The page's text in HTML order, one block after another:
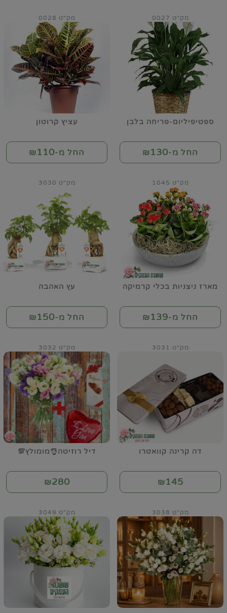
ספטיפיליום-פריחה בלבן
מק"ט 0027
החל מ-₪130
עציץ קרוטון
מק"ט 0028
החל מ-₪110
מארז ניצניות בכלי קרמיקה
מק"ט 1045
החל מ-₪139
עץ האהבה
מק"ט 3030
החל מ-₪150
דה קרינה קוואטרו
מק"ט 3031
₪145
דיל רוזיטה👌מומולץ💯
מק"ט 3032
₪280
מק"ט 3038 מק"ט 3049